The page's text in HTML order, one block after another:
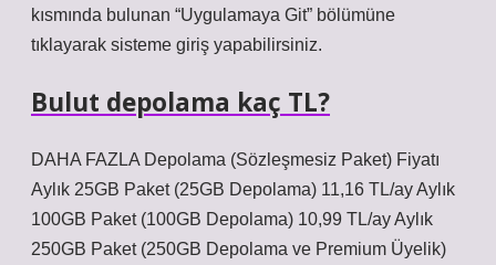
kısmında bulunan “Uygulamaya Git” bölümüne
tıklayarak sisteme giriş yapabilirsiniz.
Bulut depolama kaç TL?
DAHA FAZLA Depolama (Sözleşmesiz Paket) Fiyatı
Aylık 25GB Paket (25GB Depolama) 11,16 TL/ay Aylık
100GB Paket (100GB Depolama) 10,99 TL/ay Aylık
250GB Paket (250GB Depolama ve Premium Üyelik)